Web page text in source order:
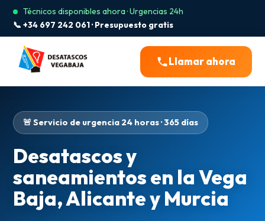
Técnicos disponibles ahora · Urgencias 24h
📞 +34 697 242 061 · Presupuesto gratis
Llamar ahora
🚨 Servicio de urgencia 24 horas · 365 días
Desatascos y
saneamientos en la Vega
Baja, Alicante y Murcia